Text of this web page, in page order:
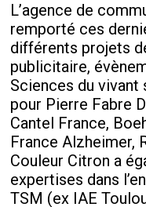
L’agence de
remporté ces
différents projets
publicitaire,
Sciences du vivant
pour Pierre Fabre
Cantel France,
France Alzheimer,
Couleur Citron a
expertises dans
TSM (ex IAE